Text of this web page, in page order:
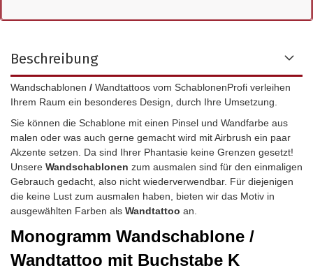
Beschreibung
Wandschablonen / Wandtattoos vom SchablonenProfi verleihen
Ihrem Raum ein besonderes Design, durch Ihre Umsetzung.
Sie können die Schablone mit einen Pinsel und Wandfarbe aus
malen oder was auch gerne gemacht wird mit Airbrush ein paar
Akzente setzen. Da sind Ihrer Phantasie keine Grenzen gesetzt!
Unsere Wandschablonen zum ausmalen sind für den einmaligen
Gebrauch gedacht, also nicht wiederverwendbar. Für diejenigen
die keine Lust zum ausmalen haben, bieten wir das Motiv in
ausgewählten Farben als Wandtattoo an.
Monogramm Wandschablone /
Wandtattoo mit Buchstabe K